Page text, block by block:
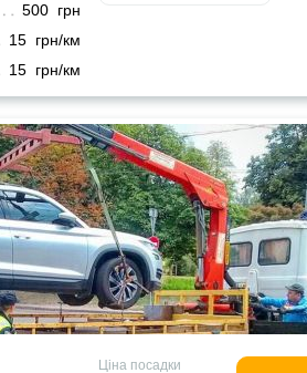
500 грн
15 грн/км
15 грн/км
Ціна посадки